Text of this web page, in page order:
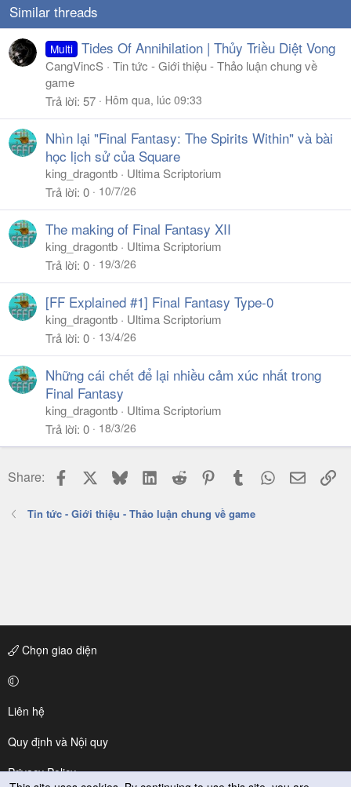
Similar threads
Multi Tides Of Annihilation | Thủy Triều Diệt Vong
CangVincS
Tin tức - Giới thiệu - Thảo luận chung về
game
Trả lời 57 Hôm qua, lúc 09:33
Nhìn lại "Final Fantasy: The Spirits Within" và bài
học lịch sử của Square
king_dragontb
Ultima Scriptorium
Trả lời 0 10/7/26
The making of Final Fantasy XII
king_dragontb
Ultima Scriptorium
Trả lời 0 19/3/26
[FF Explained #1] Final Fantasy Type-0
king_dragontb
Ultima Scriptorium
Trả lời 0 13/4/26
Những cái chết để lại nhiều cảm xúc nhất trong
Final Fantasy
king_dragontb
Ultima Scriptorium
Trả lời 0 18/3/26
Share: Facebook BlueskyLinkedIn
Reddit PinterestTumblr WhatsApp
Email
Tin tức - Giới thiệu - Thảo luận chung về game
Chọn giao diện
Liên hệ
Quy định và Nội quy
Privacy Policy